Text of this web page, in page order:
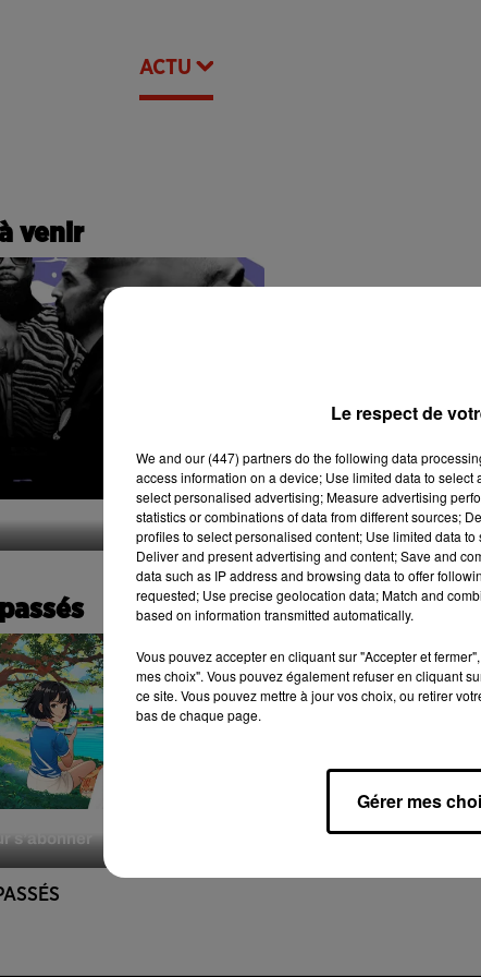
ACTU
venir
au rendez-vous du Festival
s’abonner
Le respect de
We and our (447) partnersdo the following data
access information on a device; Use limited data to
select personalised advertising; Measure advertising
statistics or combinations of data from different sources;
profiles to select personalised content; Use limited data
Deliver and present advertising and content; Save and
data such as IP address and browsing data to offer
requested; Use precise geolocation data; Match and
based on information transmitted automatically.
Vous pouvez accepter en cliquant sur "Accepter et
mes choix". Vous pouvez également refuser en cliquant
ce site. Vous pouvez mettre à jour vos choix, ou retirer
bas de chaque page.
Gérer mes